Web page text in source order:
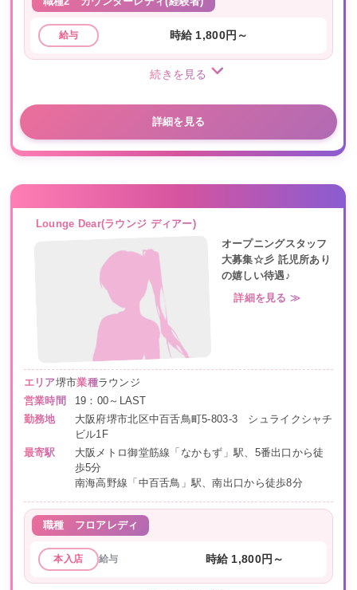
給与 時給 1,800円～
続きを見る
詳細を見る
Lounge Dear(ラウンジ ディアー)
オープニングスタッフ
大募集☆彡 託児所あり
の嬉しい待遇♪
詳細を見る ≫
エリア堺市業種ラウンジ
営業時間
19：00～LAST
勤務地
大阪府堺市北区中百舌鳥町5-803-3 シュライクシャチ
ビル1F
最寄駅
大阪メトロ御堂筋線「なかもず」駅、5番出口から徒
歩5分
南海高野線「中百舌鳥」駅、南出口から徒歩8分
職種 フロアレディ
本入店 給与 時給 1,800円～